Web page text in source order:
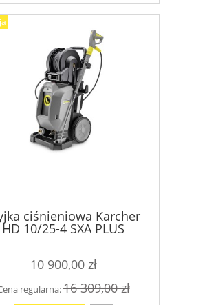
HDS
8/20 D
900,00 zł
34 440,00 zł
ciśnieniowa Karcher
HD 10/25-4 SXA PLUS
10 900,00 zł
regularna:16 309,00 zł